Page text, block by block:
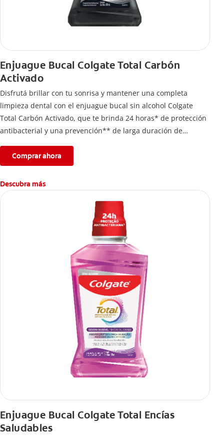
Enjuague Bucal Colgate Total Carbón
Activado
Disfrutá brillar con tu sonrisa y mantener una completa
limpieza dental con el enjuague bucal sin alcohol Colgate
Total Carbón Activado, que te brinda 24 horas* de protección
antibacterial y una prevención** de larga duración de
Comprar ahora
Descubra más
Enjuague Bucal Colgate Total Encías
Saludables